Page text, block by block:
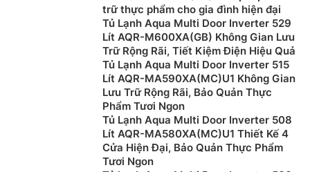
hiệu suất làm lạnh khá chậm và không ổn định, thời
gian làm đá cũng lâu hơn so với các loại tủ lạnh lớn.
Tủ lạnh Side-by-side
Tủ lạnh Side-by-side được thiết kế với 2 cánh mở sang
2 bên, dung tích tủ lớn. Các dòng tủ lạnh side by side
có thiết kế sang trọng, sáng bóng, tăng tính thẩm mỹ
cho không gian bếp. Không những vậy, dòng tủ này
cũng tích hợp nhiều công nghệ tiên tiến như: bảng
trữ thực phẩm cho gia đình hiện đại
Tủ Lạnh Aqua Multi Door Inverter 529
Lít AQR-M600XA(GB) Không Gian Lưu
Trữ Rộng Rãi, Tiết Kiệm Điện Hiệu Quả
Tủ Lạnh Aqua Multi Door Inverter 515
Lít AQR-MA590XA(MC)U1 Không Gian
Lưu Trữ Rộng Rãi, Bảo Quản Thực
Phẩm Tươi Ngon
Tủ Lạnh Aqua Multi Door Inverter 508
Lít AQR-MA580XA(MC)U1 Thiết Kế 4
Cửa Hiện Đại, Bảo Quản Thực Phẩm
Tươi Ngon